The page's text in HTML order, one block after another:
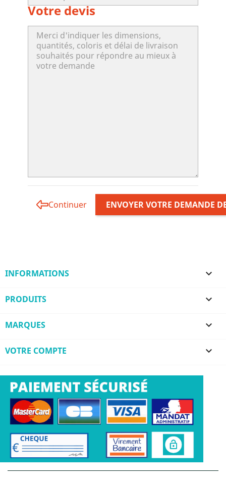
Votre devis
Continuer ENVOYER VOTRE DEMANDE
INFORMATIONS 
PRODUITS 
MARQUES 
VOTRE COMPTE 